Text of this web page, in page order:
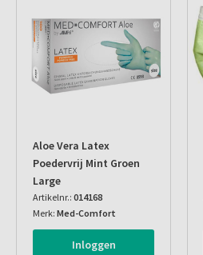
Aloe Vera Latex
Poedervrij Mint Groen
Large
Artikelnr.: 014168
Merk: Med-Comfort
Inloggen